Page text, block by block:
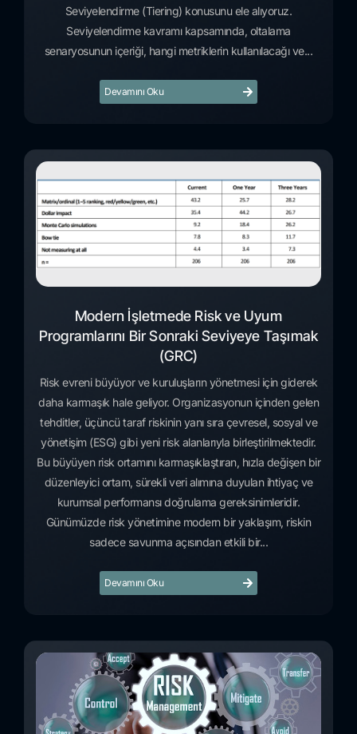
Seviyelendirme (Tiering) konusunu ele alıyoruz.
Seviyelendirme kavramı kapsamında, oltalama
senaryosunun içeriği, hangi metriklerin kullanılacağı ve...
Devamını Oku
Modern İşletmede Risk ve Uyum
Programlarını Bir Sonraki Seviyeye Taşımak
(GRC)
Risk evreni büyüyor ve kuruluşların yönetmesi için giderek
daha karmaşık hale geliyor. Organizasyonun içinden gelen
tehditler, üçüncü taraf riskinin yanı sıra çevresel, sosyal ve
yönetişim (ESG) gibi yeni risk alanlarıyla birleştirilmektedir.
Bu büyüyen risk ortamını karmaşıklaştıran, hızla değişen bir
düzenleyici ortam, sürekli veri alımına duyulan ihtiyaç ve
kurumsal performansı doğrulama gereksinimleridir.
Günümüzde risk yönetimine modern bir yaklaşım, riskin
sadece savunma açısından etkili bir...
Devamını Oku